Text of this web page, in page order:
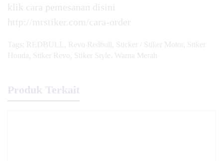
klik cara pemesanan disini
http://mrstiker.com/cara-order
Tags: REDBULL Revo Redbull Sticker / Stiker Motor
Stiker
Honda
Stiker Revo Stiker Style Warna Merah
Produk Terkait